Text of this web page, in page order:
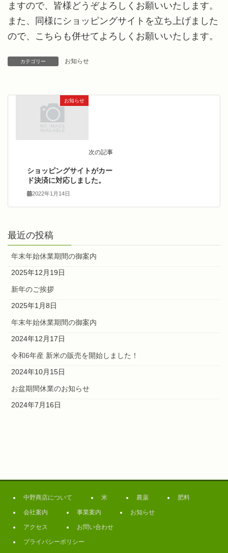
ますので、皆様どうぞよろしくお願いいたします。
また、同様にショッピングサイトを立ち上げました
ので、こちらも併せてよろしくお願いいたします。
カテゴリー お知らせ
お知らせ
次の記事
ショッピングサイトがカー
ド決済に対応しました。
2022年1月14日
最近の投稿
年末年始休業期間の御案内
2025年12月19日
新年のご挨拶
2025年1月8日
年末年始休業期間の御案内
2024年12月17日
令和6年産 新米の販売を開始しました！
2024年10月15日
お盆期間休業のお知らせ
2024年7月16日
中野商店について 米 農薬 肥料
会社案内 事業案内 お知らせ
アクセス お問い合わせ
プライバシーポリシー